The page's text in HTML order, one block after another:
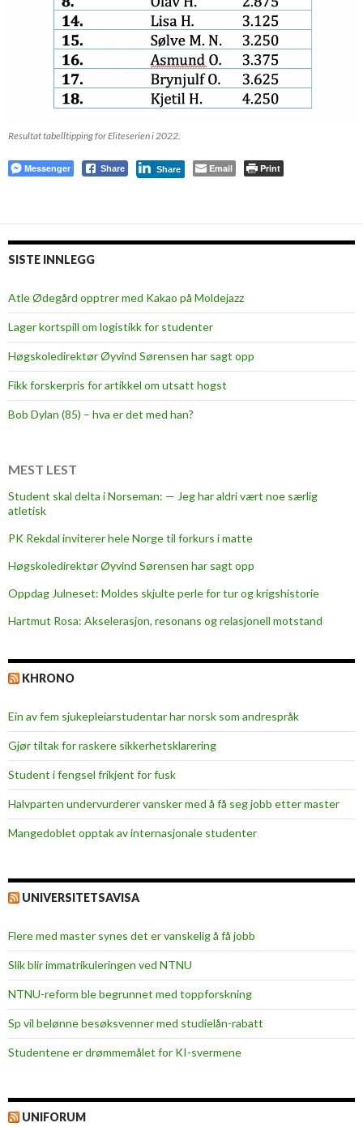
Resultat tabelltipping for Eliteserien i 2022.
Messenger Share Share Email Print
SISTE INNLEGG
Atle Ødegård opptrer med Kakao på Moldejazz
Lager kortspill om logistikk for studenter
Høgskoledirektør Øyvind Sørensen har sagt opp
Fikk forskerpris for artikkel om utsatt hogst
Bob Dylan (85) – hva er det med han?
MEST LEST
Student skal delta i Norseman: — Jeg har aldri vært noe særlig
atletisk
PK Rekdal inviterer hele Norge til forkurs i matte
Høgskoledirektør Øyvind Sørensen har sagt opp
Oppdag Julneset: Moldes skjulte perle for tur og krigshistorie
Hartmut Rosa: Akselerasjon, resonans og relasjonell motstand
KHRONO
Ein av fem sjukepleiar­studentar har norsk som andrespråk
Gjør tiltak for raskere sikkerhets­klarering
Student i fengsel frikjent for fusk
Halvparten undervurderer vansker med å få seg jobb etter master
Mangedoblet opptak av internasjonale studenter
UNIVERSITETSAVISA
Flere med master synes det er vanskelig å få jobb
Slik blir immatrikuleringen ved NTNU
NTNU-reform ble begrunnet med toppforskning
Sp vil belønne besøksvenner med studielån-rabatt
Studentene er drømmemålet for KI-svermene
UNIFORUM